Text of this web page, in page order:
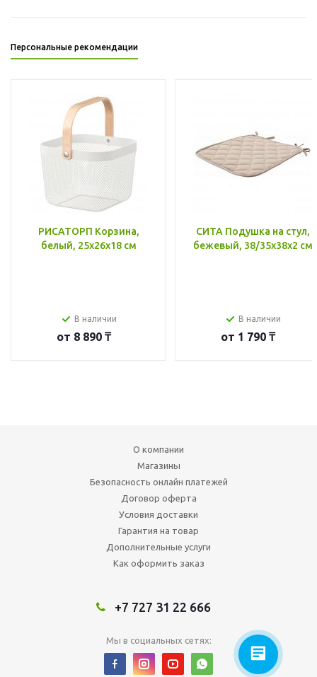
Персональные рекомендации
РИСАТОРП Корзина,
белый, 25x26x18 см
В наличии
от 8 890 ₸
СИТА Подушка на стул,
бежевый, 38/35x38x2 см
В наличии
от 1 790 ₸
О компании
Магазины
Безопасность онлайн платежей
Договор оферта
Условия доставки
Гарантия на товар
Дополнительные услуги
Как оформить заказ
+7 727 31 22 666
Мы в социальных сетях: